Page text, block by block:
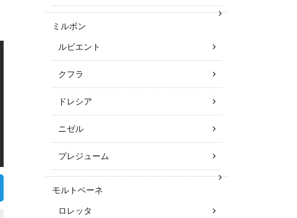
ミルボン
ルビエント
クフラ
ドレシア
ニゼル
プレジューム
モルトベーネ
ロレッタ